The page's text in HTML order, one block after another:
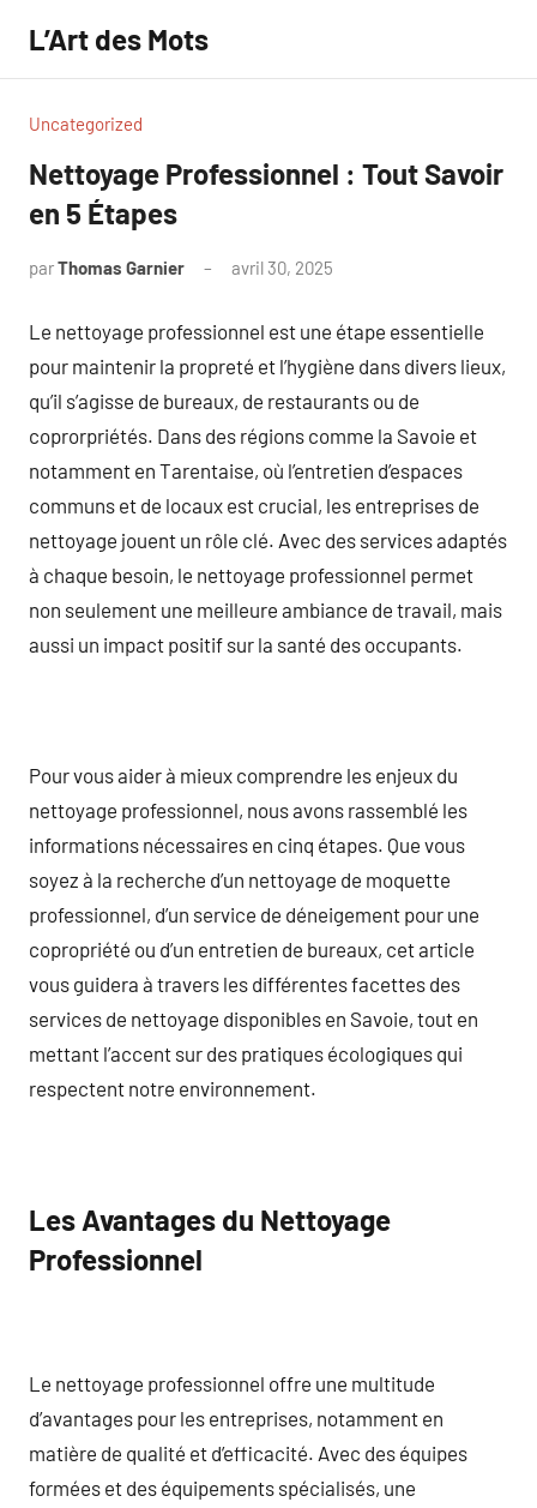
contenu
L’Art des Mots
Uncategorized
Nettoyage Professionnel : Tout Savoir
en 5 Étapes
parThomas Garnier avril 30, 2025
Le nettoyage professionnel est une étape essentielle
pour maintenir la propreté et l’hygiène dans divers lieux,
qu’il s’agisse de bureaux, de restaurants ou de
coprorpriétés. Dans des régions comme la Savoie et
notamment en Tarentaise, où l’entretien d’espaces
communs et de locaux est crucial, les entreprises de
nettoyage jouent un rôle clé. Avec des services adaptés
à chaque besoin, le nettoyage professionnel permet
non seulement une meilleure ambiance de travail, mais
aussi un impact positif sur la santé des occupants.
Pour vous aider à mieux comprendre les enjeux du
nettoyage professionnel, nous avons rassemblé les
informations nécessaires en cinq étapes. Que vous
soyez à la recherche d’un nettoyage de moquette
professionnel, d’un service de déneigement pour une
copropriété ou d’un entretien de bureaux, cet article
vous guidera à travers les différentes facettes des
services de nettoyage disponibles en Savoie, tout en
mettant l’accent sur des pratiques écologiques qui
respectent notre environnement.
Les Avantages du Nettoyage
Professionnel
Le nettoyage professionnel offre une multitude
d’avantages pour les entreprises, notamment en
matière de qualité et d’efficacité. Avec des équipes
formées et des équipements spécialisés, une